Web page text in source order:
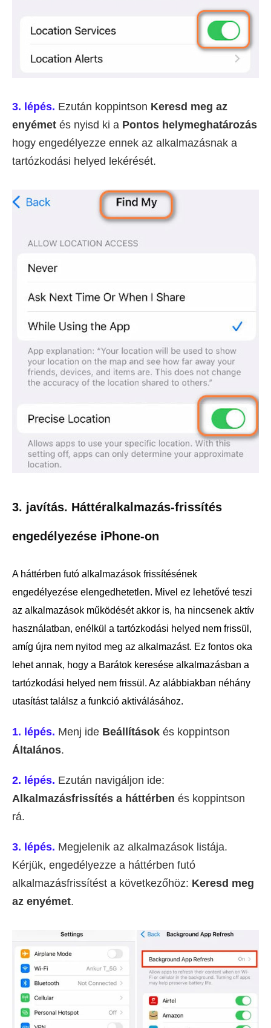
3. lépés. Ezután koppintson Keresd meg az
enyémet és nyisd ki a Pontos helymeghatározás
hogy engedélyezze ennek az alkalmazásnak a
tartózkodási helyed lekérését.
3. javítás. Háttéralkalmazás-frissítés
engedélyezése iPhone-on
A háttérben futó alkalmazások frissítésének
engedélyezése elengedhetetlen. Mivel ez lehetővé teszi
az alkalmazások működését akkor is, ha nincsenek aktív
használatban, enélkül a tartózkodási helyed nem frissül,
amíg újra nem nyitod meg az alkalmazást. Ez fontos oka
lehet annak, hogy a Barátok keresése alkalmazásban a
tartózkodási helyed nem frissül. Az alábbiakban néhány
utasítást találsz a funkció aktiválásához.
1. lépés. Menj ide Beállítások és koppintson
Általános.
2. lépés. Ezután navigáljon ide:
Alkalmazásfrissítés a háttérben és koppintson
rá.
3. lépés. Megjelenik az alkalmazások listája.
Kérjük, engedélyezze a háttérben futó
alkalmazásfrissítést a következőhöz: Keresd meg
az enyémet.